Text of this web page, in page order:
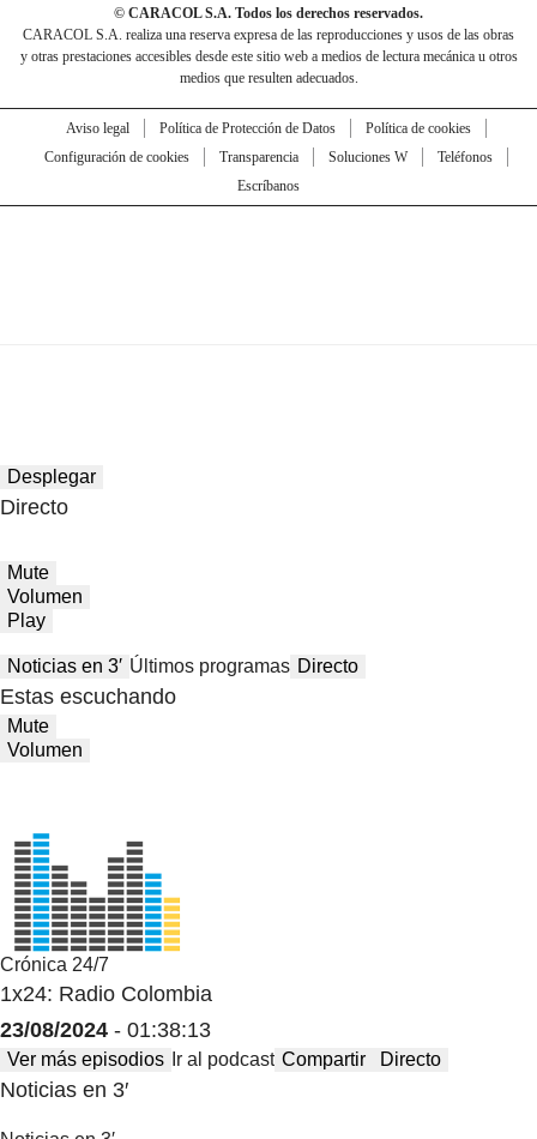
© CARACOL S.A. Todos los derechos reservados.
CARACOL S.A. realiza una reserva expresa de las reproducciones y usos de las obras
y otras prestaciones accesibles desde este sitio web a medios de lectura mecánica u otros
medios que resulten adecuados.
Aviso legal Política de Protección de Datos
Política de cookies
Configuración de cookies
Transparencia Soluciones W
Teléfonos
Escríbanos
Desplegar
Directo
Mute
Volumen
Play
Noticias en 3′ Últimos programas Directo
Estas escuchando
Mute
Volumen
Crónica 24/7
1x24: Radio Colombia
23/08/2024 - 01:38:13
Ver más episodios Ir al podcast Compartir Directo
Noticias en 3′